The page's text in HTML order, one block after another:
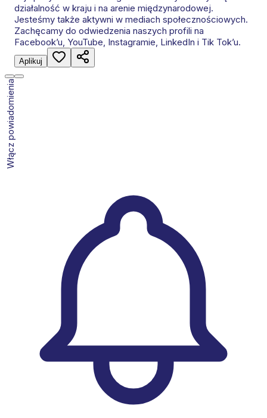
działalność w kraju i na arenie międzynarodowej.
Jesteśmy także aktywni w mediach społecznościowych.
Zachęcamy do odwiedzenia naszych profili na
Facebook’u, YouTube, Instagramie, LinkedIn i Tik Tok’u.
Aplikuj
Włącz powiadomienia